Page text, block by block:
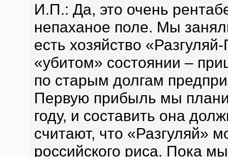
И.П.: Да, это очень
непаханое поле. Мы
есть хозяйство
«убитом» состоянии –
по старым долгам
Первую прибыль мы
году, и составить она
считают, что «Разгуляй»
российского риса. Пока